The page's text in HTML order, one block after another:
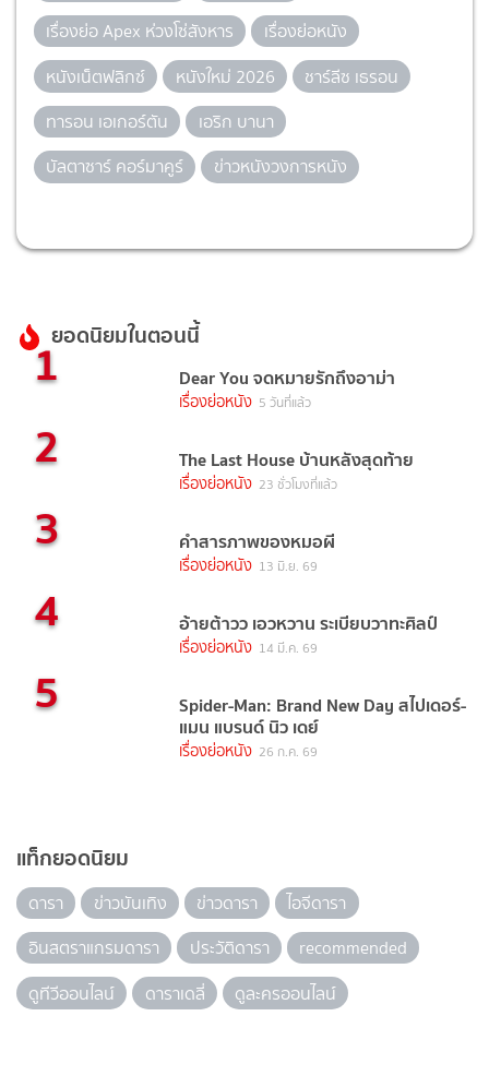
เรื่องย่อ Apex ห่วงโซ่สังหาร
เรื่องย่อหนัง
หนังเน็ตฟลิกซ์
หนังใหม่ 2026
ชาร์ลีซ เธรอน
ทารอน เอเกอร์ตัน
เอริก บานา
บัลตาซาร์ คอร์มาคูร์
ข่าวหนังวงการหนัง
ยอดนิยมในตอนนี้
1 Dear You จดหมายรักถึงอาม่า
เรื่องย่อหนัง 5 วันที่แล้ว
2 The Last House บ้านหลังสุดท้าย
เรื่องย่อหนัง 23 ชั่วโมงที่แล้ว
3 คำสารภาพของหมอผี
เรื่องย่อหนัง 13 มิ.ย. 69
4 อ้ายต้าวว เอวหวาน ระเบียบวาทะศิลป์
เรื่องย่อหนัง 14 มี.ค. 69
5 Spider-Man: Brand New Day สไปเดอร์-
แมน แบรนด์ นิว เดย์
เรื่องย่อหนัง 26 ก.ค. 69
แท็กยอดนิยม
ดารา ข่าวบันเทิง ข่าวดารา
ไอจีดารา
อินสตราแกรมดารา
ประวัติดารา
recommended
ดูทีวีออนไลน์
ดาราเดลี่ ดูละครออนไลน์